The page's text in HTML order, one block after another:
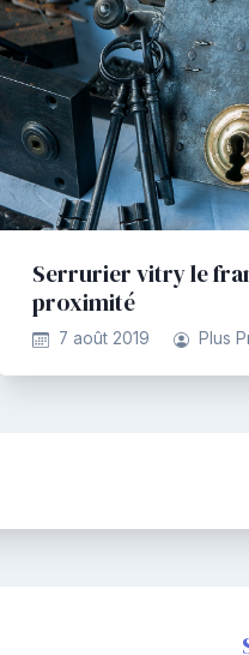
Serrurier vitry le
proximité
7 août 2019 Plus